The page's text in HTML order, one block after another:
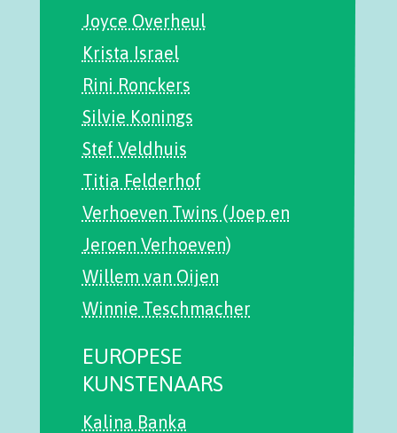
Joyce Overheul
Krista Israel
Rini Ronckers
Silvie Konings
Stef Veldhuis
Titia Felderhof
Verhoeven Twins (Joep en
Jeroen Verhoeven)
Willem van Oijen
Winnie Teschmacher
EUROPESE
KUNSTENAARS
Kalina Banka